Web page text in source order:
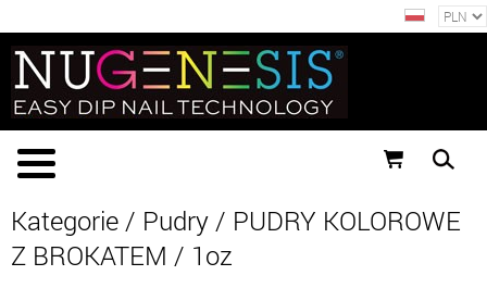
Kategorie / Pudry / PUDRY KOLOROWE
Z BROKATEM / 1oz